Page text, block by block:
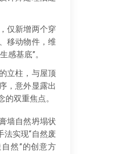
仅新增两个穿
移动物件，维
感基底”。
立柱，与屋顶
，意外显露出
双重焦点。
墙自然坍塌状
法实现“自然废
然”的创意方